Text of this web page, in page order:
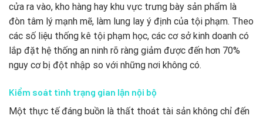
cửa ra vào, kho hàng hay khu vực trưng bày sản phẩm là
đòn tâm lý mạnh mẽ, làm lung lay ý định của tội phạm. Theo
các số liệu thống kê tội phạm học, các cơ sở kinh doanh có
lắp đặt hệ thống an ninh rõ ràng giảm được đến hơn 70%
nguy cơ bị đột nhập so với những nơi không có.
Kiểm soát tình trạng gian lận nội bộ
Một thực tế đáng buồn là thất thoát tài sản không chỉ đến